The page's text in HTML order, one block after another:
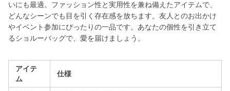
いにも最適。ファッション性と実用性を兼ね備えたアイテムで、
どんなシーンでも目を引く存在感を放ちます。友人とのお出かけ
やイベント参加にぴったりの一品です。あなたの個性を引き立て
るショルーバッグで、愛を届けましょう。
アイテ
ム
仕様